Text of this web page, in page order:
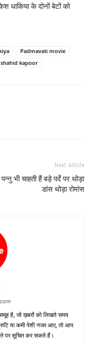
धाकिया के दोनों बेटों को
Padmavati movie
shahid kapoor
Next article
पन्‍नु भी चाहती हैं बड़े पर्दे पर थोड़ा
डांस थोड़ा रोमांस
है, जो ख़बरों को लिखते समय
या कमी पेशी नजर आए, तो आप
पर सूचित कर सकते हैं।